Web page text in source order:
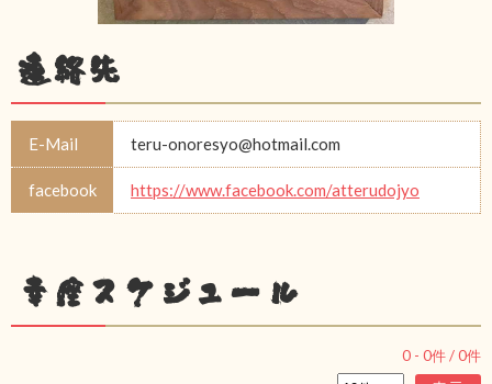
連絡先
E-Mail teru-onoresyo@hotmail.com
facebook https://www.facebook.com/atterudojyo
幸座スケジュール
0 - 0件 /0件